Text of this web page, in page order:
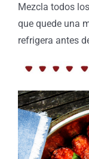
Mezcla todos
que quede una
refrigera antes